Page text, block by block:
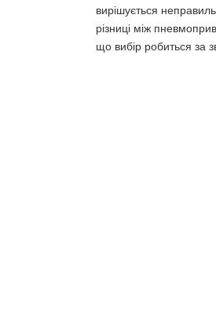
вирішується
різниці між
що вибір робиться за